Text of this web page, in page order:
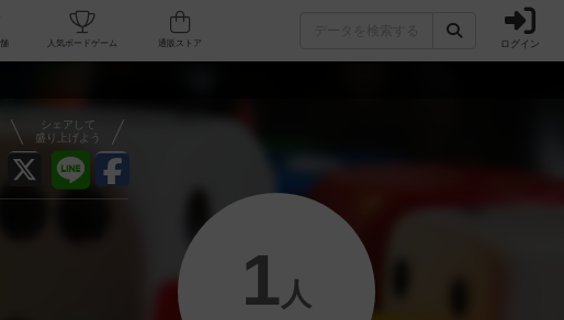
カフェ/店舗 人気ボードゲーム ログイン
シェアして
盛り上げよう
1 人